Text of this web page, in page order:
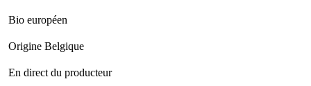
Bio européen
Origine Belgique
En direct du producteur